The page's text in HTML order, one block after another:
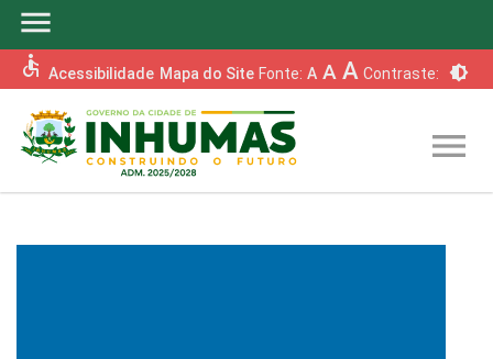
menu
accessible Acessibilidade Mapa do Site Fonte: A A A Contraste: brightness_6
menu